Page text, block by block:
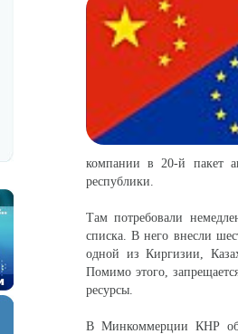
компании в 20-й пакет
республики.
Там потребовали
списка. В него внесли
одной из Киргизии,
Помимо этого,
ресурсы.
В Минкоммерции КНР